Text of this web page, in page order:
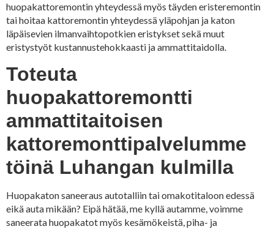
huopakattoremontin yhteydessä myös täyden eristeremontin
tai hoitaa kattoremontin yhteydessä yläpohjan ja katon
läpäisevien ilmanvaihtopotkien eristykset sekä muut
eristystyöt kustannustehokkaasti ja ammattitaidolla.
Toteuta
huopakattoremontti
ammattitaitoisen
kattoremonttipalvelumme
töinä Luhangan kulmilla
Huopakaton saneeraus autotalliin tai omakotitaloon edessä
eikä auta mikään? Eipä hätää, me kyllä autamme, voimme
saneerata huopakatot myös kesämökeistä, piha- ja